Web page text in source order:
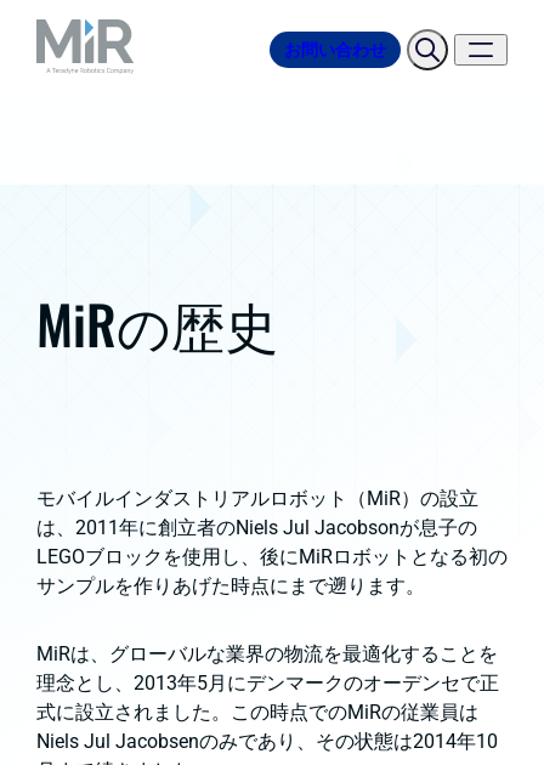
お問い合わせ
MiRの歴史
モバイルインダストリアルロボット（MiR）の設立
は、2011年に創立者のNiels Jul Jacobsonが息子の
LEGOブロックを使用し、後にMiRロボットとなる初の
サンプルを作りあげた時点にまで遡ります。
MiRは、グローバルな業界の物流を最適化することを
理念とし、2013年5月にデンマークのオーデンセで正
式に設立されました。この時点でのMiRの従業員は
Niels Jul Jacobsenのみであり、その状態は2014年10